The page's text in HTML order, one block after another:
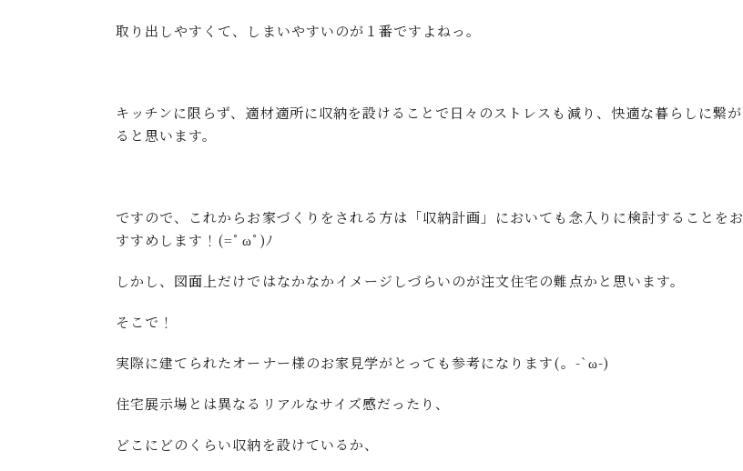
取り出しやすくて、しまいやすいのが１番ですよねっ。
キッチンに限らず、適材適所に収納を設けることで日々のストレスも減り、快適な暮らしに繋が
ると思います。
ですので、これからお家づくりをされる方は「収納計画」においても念入りに検討することをお
すすめします！(=ﾟωﾟ)ﾉ
しかし、図面上だけではなかなかイメージしづらいのが注文住宅の難点かと思います。
そこで！
実際に建てられたオーナー様のお家見学がとっても参考になります(。-`ω-)
住宅展示場とは異なるリアルなサイズ感だったり、
どこにどのくらい収納を設けているか、